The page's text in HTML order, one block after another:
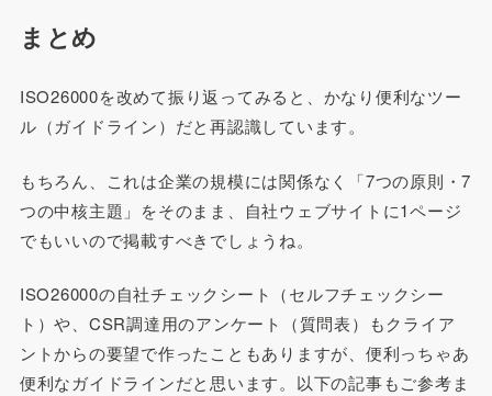
まとめ
ISO26000を改めて振り返ってみると、かなり便利なツー
ル（ガイドライン）だと再認識しています。
もちろん、これは企業の規模には関係なく「7つの原則・7
つの中核主題」をそのまま、自社ウェブサイトに1ページ
でもいいので掲載すべきでしょうね。
ISO26000の自社チェックシート（セルフチェックシー
ト）や、CSR調達用のアンケート（質問表）もクライア
ントからの要望で作ったこともありますが、便利っちゃあ
便利なガイドラインだと思います。以下の記事もご参考ま